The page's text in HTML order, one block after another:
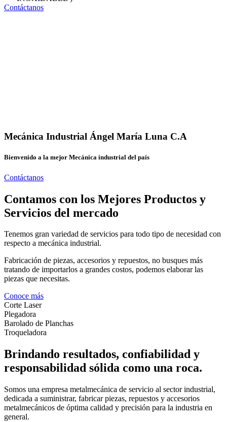
Contáctanos
Mecánica Industrial Ángel María Luna C.A
Bienvenido a la mejor Mecánica industrial del país
Contáctanos
Contamos con los Mejores Productos y
Servicios del mercado
Tenemos gran variedad de servicios para todo tipo de necesidad con
respecto a mecánica industrial.
Fabricación de piezas, accesorios y repuestos, no busques más
tratando de importarlos a grandes costos, podemos elaborar las
piezas que necesitas.
Conoce más
Corte Laser
Plegadora
Barolado de Planchas
Troqueladora
Brindando resultados, confiabilidad y
responsabilidad sólida como una roca.
Somos una empresa metalmecánica de servicio al sector industrial,
dedicada a suministrar, fabricar piezas, repuestos y accesorios
metalmecánicos de óptima calidad y precisión para la industria en
general.